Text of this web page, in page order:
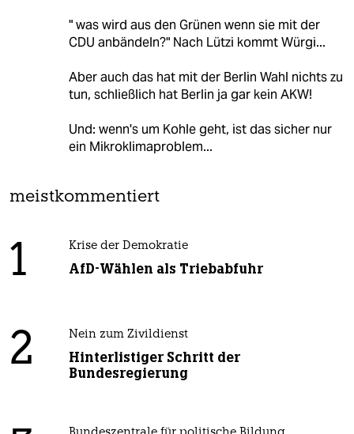
" was wird aus den Grünen wenn sie mit der
CDU anbändeln?" Nach Lützi kommt Würgi...
Aber auch das hat mit der Berlin Wahl nichts zu
tun, schließlich hat Berlin ja gar kein AKW!
Und: wenn's um Kohle geht, ist das sicher nur
ein Mikroklimaproblem...
meistkommentiert
1 Krise der Demokratie
AfD-Wählen als Triebabfuhr
2 Nein zum Zivildienst
Hinterlistiger Schritt der
Bundesregierung